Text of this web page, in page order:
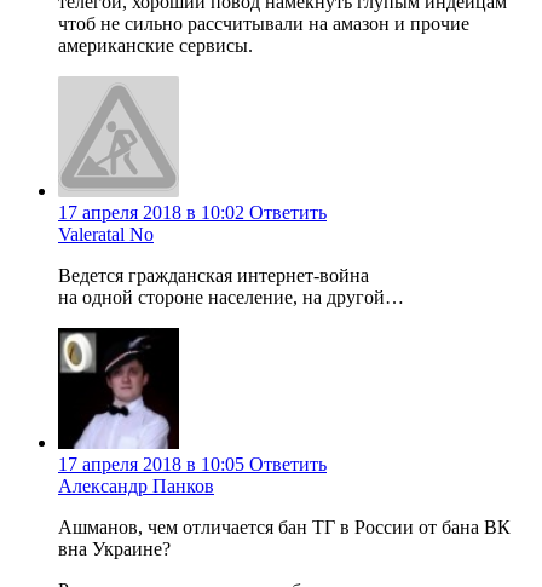
чтоб не сильно рассчитывали на амазон и прочие
американские сервисы.
17 апреля 2018 в 10:02 Ответить
Valeratal No
Ведется гражданская интернет-война
на одной стороне население, на другой…
17 апреля 2018 в 10:05 Ответить
Александр Панков
Ашманов, чем отличается бан ТГ в России от бана ВК
вна Украине?